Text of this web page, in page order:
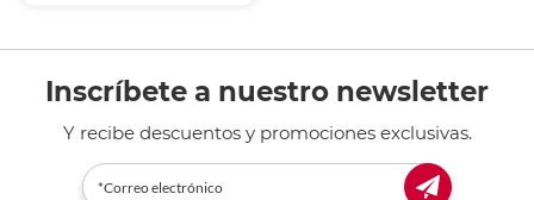
Inscríbete a nuestro newsletter
Y recibe descuentos y promociones exclusivas.